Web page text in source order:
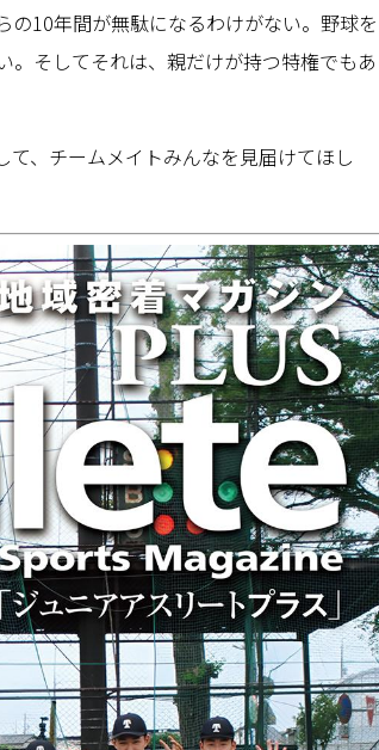
10年間が無駄になるわけがない。野球を
そしてそれは、親だけが持つ特権でもあ
、チームメイトみんなを見届けてほし